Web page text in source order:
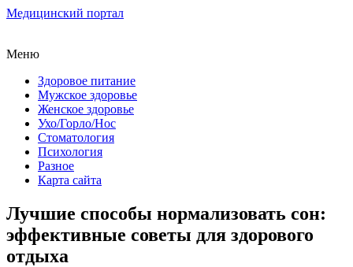
Медицинский портал
Меню
Здоровое питание
Мужское здоровье
Женское здоровье
Ухо/Горло/Нос
Стоматология
Психология
Разное
Карта сайта
Лучшие способы нормализовать сон:
эффективные советы для здорового
отдыха